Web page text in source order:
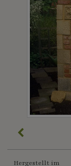
Hergestellt im